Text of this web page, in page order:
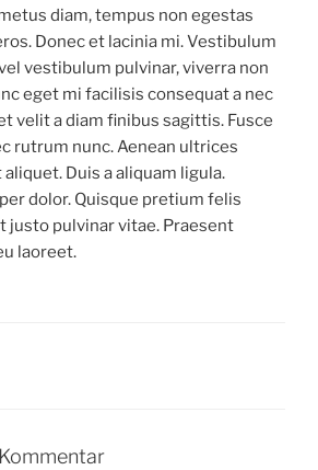
diam, tempus non egestas
Donec et lacinia mi. Vestibulum
vestibulum pulvinar, viverra non
eget mi facilisis consequat a nec
velit a diam finibus sagittis. Fusce
rutrum nunc. Aenean ultrices
Duis a aliquam ligula.
dolor. Quisque pretium felis
justo pulvinar vitae. Praesent
laoreet.